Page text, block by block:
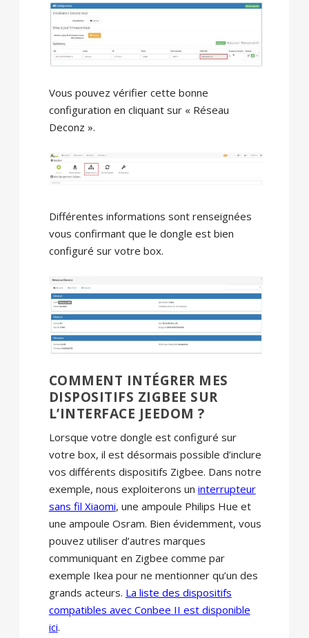
Vous pouvez vérifier cette bonne
configuration en cliquant sur « Réseau
Deconz ».
Différentes informations sont renseignées
vous confirmant que le dongle est bien
configuré sur votre box.
COMMENT INTÉGRER MES
DISPOSITIFS ZIGBEE SUR
L’INTERFACE JEEDOM ?
Lorsque votre dongle est configuré sur
votre box, il est désormais possible d’inclure
vos différents dispositifs Zigbee. Dans notre
exemple, nous exploiterons un interrupteur
sans fil Xiaomi, une ampoule Philips Hue et
une ampoule Osram. Bien évidemment, vous
pouvez utiliser d’autres marques
communiquant en Zigbee comme par
exemple Ikea pour ne mentionner qu’un des
grands acteurs. La liste des dispositifs
compatibles avec Conbee II est disponible
ici.